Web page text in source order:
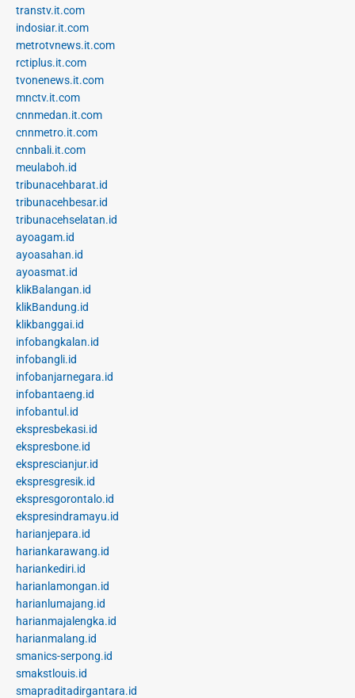
transtv.it.com
indosiar.it.com
metrotvnews.it.com
rctiplus.it.com
tvonenews.it.com
mnctv.it.com
cnnmedan.it.com
cnnmetro.it.com
cnnbali.it.com
meulaboh.id
tribunacehbarat.id
tribunacehbesar.id
tribunacehselatan.id
ayoagam.id
ayoasahan.id
ayoasmat.id
klikBalangan.id
klikBandung.id
klikbanggai.id
infobangkalan.id
infobangli.id
infobanjarnegara.id
infobantaeng.id
infobantul.id
ekspresbekasi.id
ekspresbone.id
eksprescianjur.id
ekspresgresik.id
ekspresgorontalo.id
ekspresindramayu.id
harianjepara.id
hariankarawang.id
hariankediri.id
harianlamongan.id
harianlumajang.id
harianmajalengka.id
harianmalang.id
smanics-serpong.id
smakstlouis.id
smapraditadirgantara.id